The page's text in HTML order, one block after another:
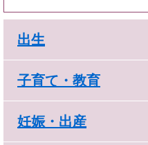
出生
子育て・教育
妊娠・出産